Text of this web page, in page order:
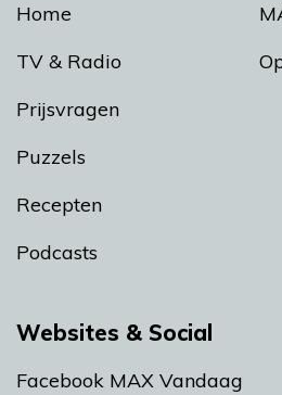
Home
TV & Radio
Prijsvragen
Puzzels
Recepten
Podcasts
Websites & Social
Facebook MAX Vandaag